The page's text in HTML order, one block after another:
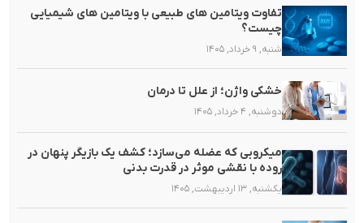
تفاوت ویتامین های طبیعی با ویتامین های شیمیایی
چیست؟
شنبه, ۹ خرداد, ۱۴۰۵
خشکی واژن؛ از علل تا درمان
دوشنبه, ۴ خرداد, ۱۴۰۵
میکروبی که عضله می‌سازد؛ کشف یک بازیگر پنهان در
روده با نقشی موثر در قدرت بدنی
یکشنبه, ۱۳ اردیبهشت, ۱۴۰۵